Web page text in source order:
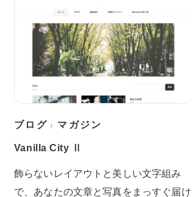
ブログ / マガジン
Vanilla City Ⅱ
飾らないレイアウトと美しい文字組み
で、あなたの文章と写真をまっすぐ届け